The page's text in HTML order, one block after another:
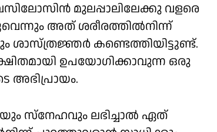
മുലപ്പാലിലേക്കു വളരെ
അത് ശരീരത്തില്‍നിന്ന്
ശാസ്ത്രജ്ഞര്‍ കണ്ടെത്തിയിട്ടുണ്ട്.
ഉപയോഗിക്കാവുന്ന ഒരു
അഭിപ്രായം.
സ്‌നേഹവും ലഭിച്ചാല്‍ ഏത്